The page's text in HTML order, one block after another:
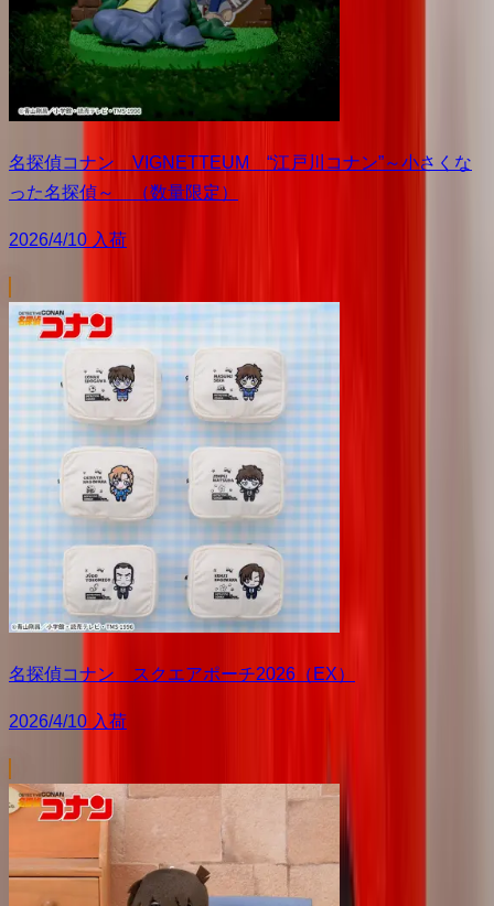
名探偵コナン VIGNETTEUM “江戸川コナン”～小さくな
った名探偵～ （数量限定）
2026/4/10 入荷
名探偵コナン スクエアポーチ2026（EX）
2026/4/10 入荷